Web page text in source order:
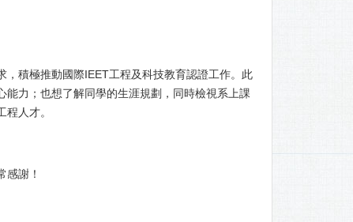
積極推動國際IEET工程及科技教育認證工作。此
力；也想了解同學的生涯規劃，同時檢視系上課
人才。
感謝！